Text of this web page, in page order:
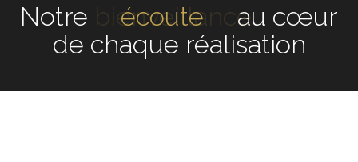
Notre écouteau cœur de
chaque réalisation